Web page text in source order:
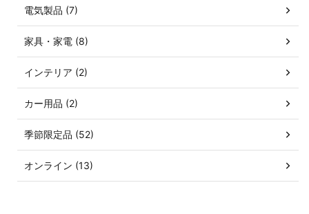
電気製品 (7)
家具・家電 (8)
インテリア (2)
カー用品 (2)
季節限定品 (52)
オンライン (13)